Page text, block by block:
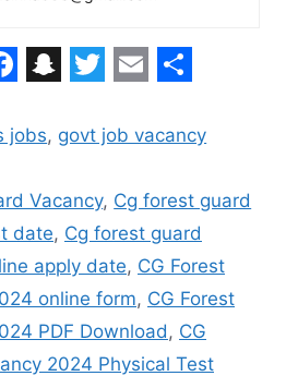
n
p
c
h
a
t
w
t
t
e
r
m
i
l
h
r
e
jobs, govt job vacancy
Vacancy, Cg forest guard
date, Cg forest guard
apply date, CG Forest
online form, CG Forest
PDF Download , CG
2024 Physical Test